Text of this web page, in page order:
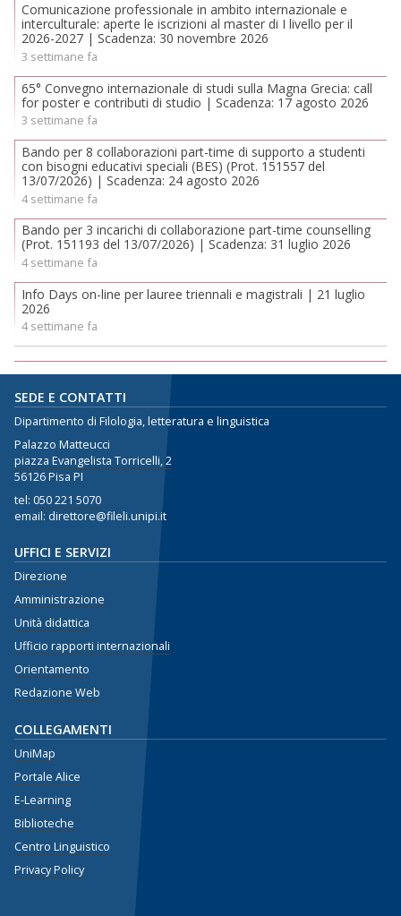
Comunicazione professionale in ambito internazionale e
interculturale: aperte le iscrizioni al master di I livello per il
2026-2027 | Scadenza: 30 novembre 2026
3 settimane fa
65° Convegno internazionale di studi sulla Magna Grecia: call
for poster e contributi di studio | Scadenza: 17 agosto 2026
3 settimane fa
Bando per 8 collaborazioni part-time di supporto a studenti
con bisogni educativi speciali (BES) (Prot. 151557 del
13/07/2026) | Scadenza: 24 agosto 2026
4 settimane fa
Bando per 3 incarichi di collaborazione part-time counselling
(Prot. 151193 del 13/07/2026) | Scadenza: 31 luglio 2026
4 settimane fa
Info Days on-line per lauree triennali e magistrali | 21 luglio
2026
4 settimane fa
SEDE E CONTATTI
Dipartimento di Filologia, letteratura e linguistica
Palazzo Matteucci
piazza Evangelista Torricelli, 2
56126 Pisa PI
tel: 050 221 5070
email: direttore@fileli.unipi.it
UFFICI E SERVIZI
Direzione
Amministrazione
Unità didattica
Ufficio rapporti internazionali
Orientamento
Redazione Web
COLLEGAMENTI
UniMap
Portale Alice
E-Learning
Biblioteche
Centro Linguistico
Privacy Policy